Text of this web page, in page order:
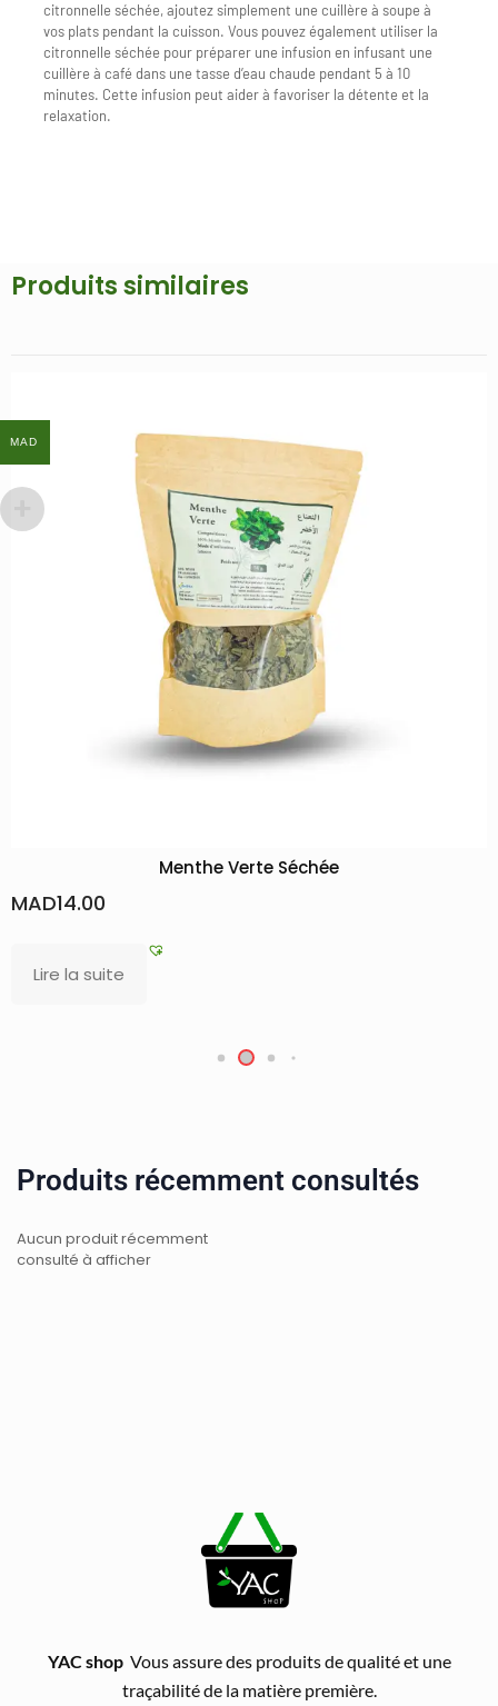
citronnelle séchée, ajoutez simplement une cuillère à soupe à
vos plats pendant la cuisson. Vous pouvez également utiliser la
citronnelle séchée pour préparer une infusion en infusant une
cuillère à café dans une tasse d’eau chaude pendant 5 à 10
minutes. Cette infusion peut aider à favoriser la détente et la
relaxation.
Produits similaires
Menthe Verte Séchée
Produits récemment consultés
Aucun produit récemment
consulté à afficher
YAC shopVous assure des produits de qualité et une
traçabilité de la matière première.
MAD
MAD